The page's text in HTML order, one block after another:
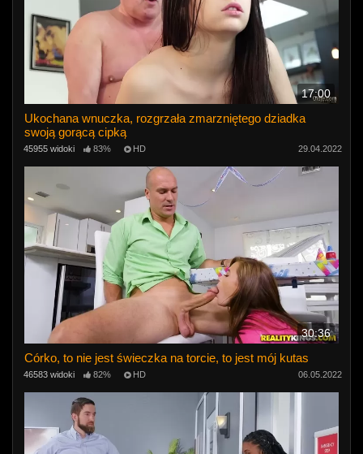
17:00
Ukochana wnuczka, rozgrzała zmarzniętego dziadka
swoją gorącą cipką
45955 widoki 83% HD 29.04.2022
30:36
Córko, to nie jest świeczka na torcie, to jest mój kutas
46583 widoki 82% HD 06.05.2022